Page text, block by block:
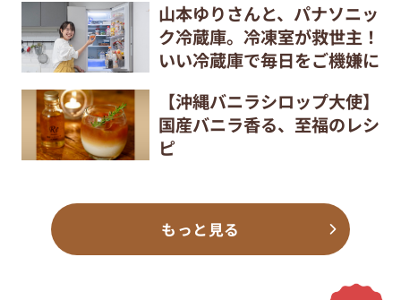
山本ゆりさんと、パナソニッ
ク冷蔵庫。冷凍室が救世主！
いい冷蔵庫で毎日をご機嫌に
【沖縄バニラシロップ大使】
国産バニラ香る、至福のレシ
ピ
もっと見る